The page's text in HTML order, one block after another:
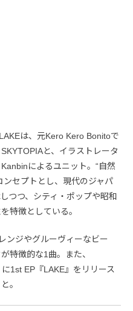
は、元Kero Kero Bonitoで
と、イラストレータ
によるユニット。“自然
ンセプトとし、現代のジャパ
つつ、シティ・ポップや昭和
特徴としている。
ンジやグルーヴィーなビー
特徴的な1曲。また、
1st EP『LAKE』をリリース
。